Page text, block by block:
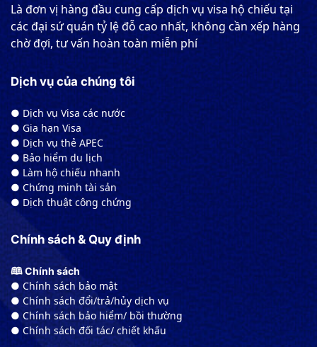
Là đơn vị hàng đầu cung cấp dịch vụ visa hộ chiếu tại
các đại sứ quán tỷ lệ đỗ cao nhất, không cần xếp hàng
chờ đợi, tư vấn hoàn toàn miễn phí
Dịch vụ của chúng tôi
● Dịch vụ Visa các nước
● Gia hạn Visa
● Dịch vụ thẻ APEC
● Bảo hiểm du lịch
● Làm hộ chiếu nhanh
● Chứng minh tài sản
● Dịch thuật công chứng
Chính sách & Quy định
🕮 Chính sách
● Chính sách bảo mật
● Chính sách đổi/trả/hủy dịch vụ
● Chính sách bảo hiểm/ bồi thường
● Chính sách đối tác/ chiết khấu